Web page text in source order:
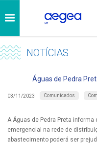
NOTÍCIAS
Águas de Pedra
03/11/2023 Comunicados
A Águas de Pedra Preta
emergencial na rede de
abastecimento poderá ser